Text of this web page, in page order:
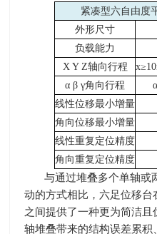
紧凑型六自由度
外形尺寸
负载能力
X Y Z轴向行程 x
α β γ角向行程
线性位移最小增量
角向位移最小增量
线性重复定位精度
角向重复定位精度
与通过堆叠多个单轴或
动的方式相比，六足位移
之间提供了一种更为简洁
轴堆叠带来的结构误差累积